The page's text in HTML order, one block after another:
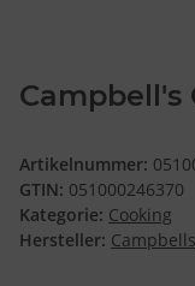
Campbell's
Artikelnummer:
GTIN: 051000246370
Kategorie: Cooking
Hersteller: Campbells